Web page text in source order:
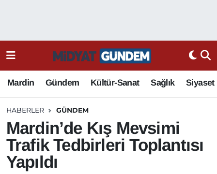
Mardin Gündem Kültür-Sanat Sağlık Siyaset
HABERLER GÜNDEM
Mardin’de Kış Mevsimi
Trafik Tedbirleri Toplantısı
Yapıldı